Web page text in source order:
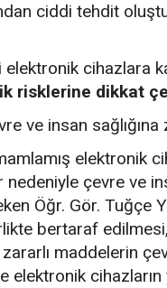
ciddi tehdit
elektronik cihazlara
risklerine dikkat
ve insan sağlığına
elektronik
çevre ve
Öğr. Gör. Tuğçe
bertaraf
maddelerin
elektronik cihazların